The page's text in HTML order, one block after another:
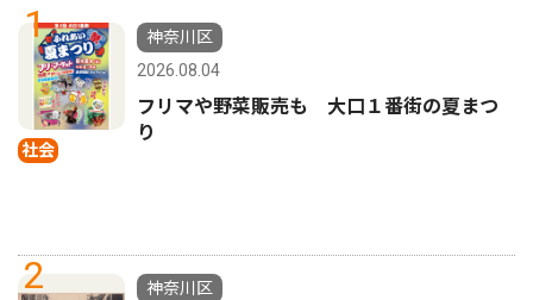
1
社会
神奈川区
2026.08.04
フリマや野菜販売も 大口１番街の夏まつ
り
2
神奈川区